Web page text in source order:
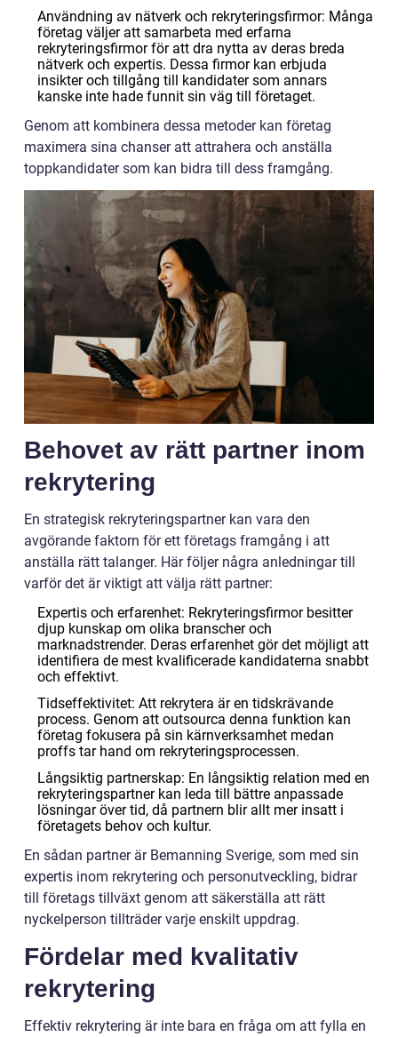
Användning av nätverk och rekryteringsfirmor: Många
företag väljer att samarbeta med erfarna
rekryteringsfirmor för att dra nytta av deras breda
nätverk och expertis. Dessa firmor kan erbjuda
insikter och tillgång till kandidater som annars
kanske inte hade funnit sin väg till företaget.
Genom att kombinera dessa metoder kan företag
maximera sina chanser att attrahera och anställa
toppkandidater som kan bidra till dess framgång.
Behovet av rätt partner inom
rekrytering
En strategisk rekryteringspartner kan vara den
avgörande faktorn för ett företags framgång i att
anställa rätt talanger. Här följer några anledningar till
varför det är viktigt att välja rätt partner:
Expertis och erfarenhet: Rekryteringsfirmor besitter
djup kunskap om olika branscher och
marknadstrender. Deras erfarenhet gör det möjligt att
identifiera de mest kvalificerade kandidaterna snabbt
och effektivt.
Tidseffektivitet: Att rekrytera är en tidskrävande
process. Genom att outsourca denna funktion kan
företag fokusera på sin kärnverksamhet medan
proffs tar hand om rekryteringsprocessen.
Långsiktig partnerskap: En långsiktig relation med en
rekryteringspartner kan leda till bättre anpassade
lösningar över tid, då partnern blir allt mer insatt i
företagets behov och kultur.
En sådan partner är Bemanning Sverige, som med sin
expertis inom rekrytering och personutveckling, bidrar
till företags tillväxt genom att säkerställa att rätt
nyckelperson tillträder varje enskilt uppdrag.
Fördelar med kvalitativ
rekrytering
Effektiv rekrytering är inte bara en fråga om att fylla en